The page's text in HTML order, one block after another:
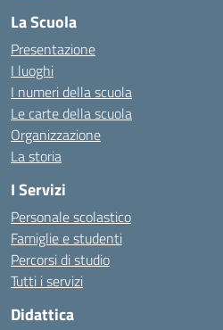
La Scuola
Presentazione
I luoghi
I numeri della scuola
Le carte della scuola
Organizzazione
La storia
I Servizi
Personale scolastico
Famiglie e studenti
Percorsi di studio
Tutti i servizi
Didattica